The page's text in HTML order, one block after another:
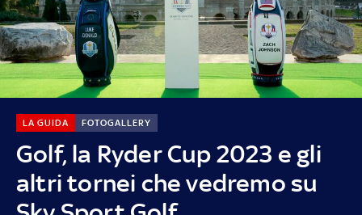
Golf, la Ryder Cup 2023 e gli
altri tornei che vedremo su
LA GUIDA FOTOGALLERY